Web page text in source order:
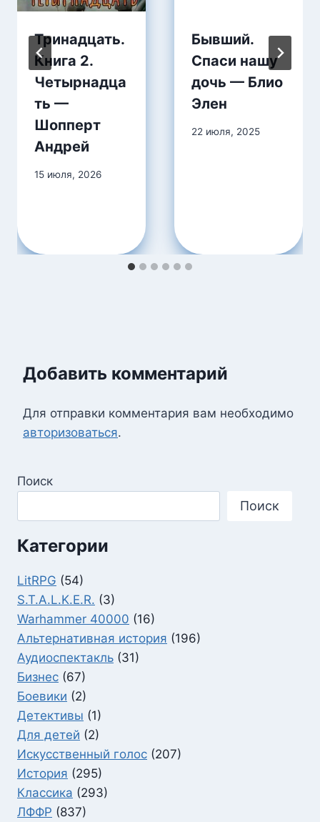
Тринадцать.
Книга 2.
Четырнадца
ть —
Шопперт
Андрей
15 июля, 2026
Бывший.
Спаси нашу
дочь — Блио
Элен
22 июля, 2025
Добавить комментарий
Для отправки комментария вам необходимо
авторизоваться.
Поиск
Поиск
Категории
LitRPG (54)
S.T.A.L.K.E.R. (3)
Warhammer 40000 (16)
Альтернативная история (196)
Аудиоспектакль (31)
Бизнес (67)
Боевики (2)
Детективы (1)
Для детей (2)
Искусственный голос (207)
История (295)
Классика (293)
ЛФФР (837)